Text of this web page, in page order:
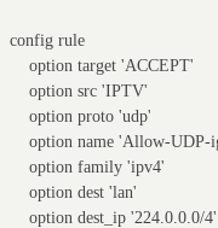
config rule
    option target 'ACCEPT'
    option src 'IPTV'
    option proto 'udp'
option name 'Allow-UDP-
    option family 'ipv4'
    option dest 'lan'
    option dest_ip '224.0.0.0/4'